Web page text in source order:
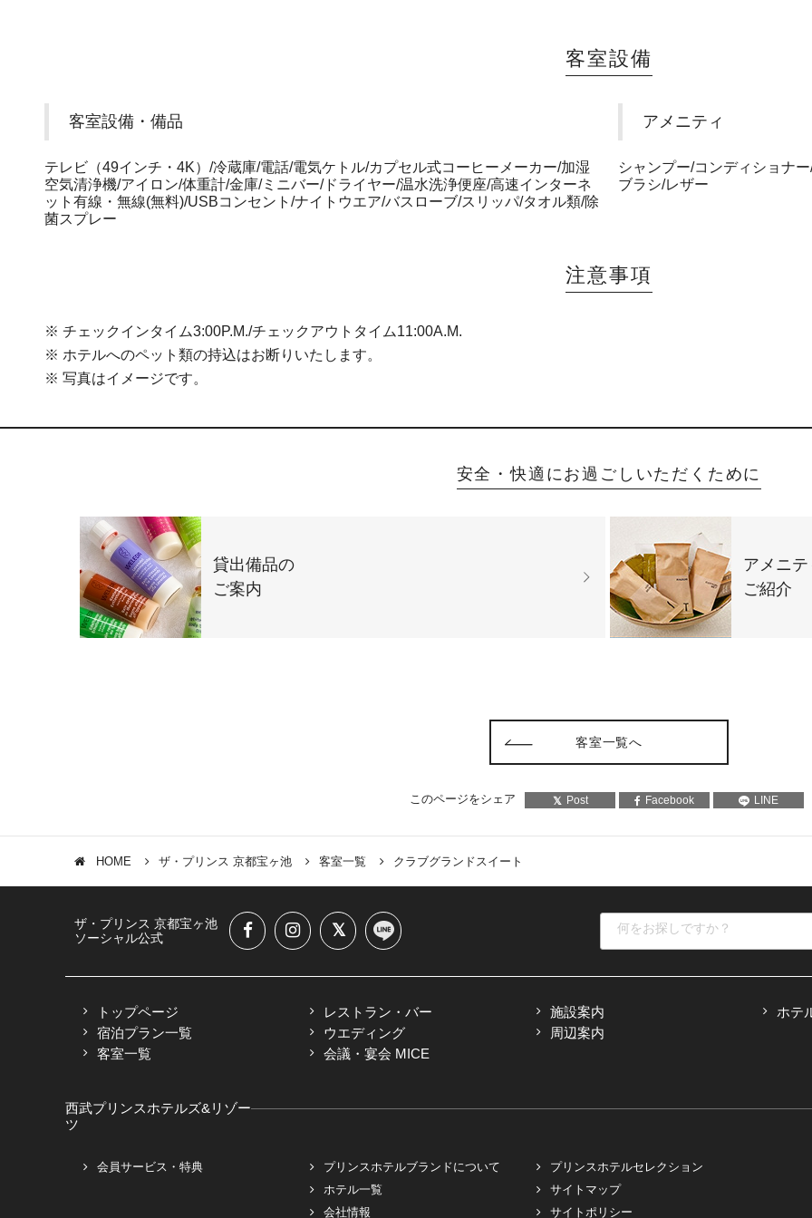
客室設備
客室設備・備品
テレビ（49インチ・4K）/冷蔵庫/電話/電気ケトル/カプセル式コーヒーメーカー/加湿
空気清浄機/アイロン/体重計/金庫/ミニバー/ドライヤー/温水洗浄便座/高速インターネ
ット有線・無線(無料)/USBコンセント/ナイトウエア/バスローブ/スリッパ/タオル類/除
菌スプレー
アメニティ
シャンプー/コンディショナ
ブラシ/レザー
注意事項
※ チェックインタイム3:00P.M./チェックアウトタイム11:00A.M.
※ ホテルへのペット類の持込はお断りいたします。
※ 写真はイメージです。
安全・快適にお過ごしいただくために
貸出備品の
ご案内
アメニテ
ご紹介
客室一覧へ
このページをシェア Post Facebook LINE
HOME ザ・プリンス 京都宝ヶ池 客室一覧 クラブグランドスイート
ザ・プリンス 京都宝ヶ池
ソーシャル公式
トップページ
宿泊プラン一覧
客室一覧
レストラン・バー
ウエディング
会議・宴会 MICE
施設案内
周辺案内
ホテ
西武プリンスホテルズ&リゾー
ツ
会員サービス・特典
プリンスホテルブランドについて
ホテル一覧
会社情報
プリンスホテルセレクション
サイトマップ
サイトポリシー